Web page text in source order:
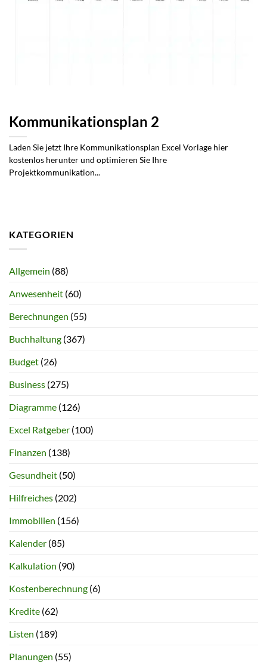
Kommunikationsplan 2
Laden Sie jetzt Ihre Kommunikationsplan Excel Vorlage hier
kostenlos herunter und optimieren Sie Ihre
Projektkommunikation...
KATEGORIEN
Allgemein (88)
Anwesenheit (60)
Berechnungen (55)
Buchhaltung (367)
Budget (26)
Business (275)
Diagramme (126)
Excel Ratgeber (100)
Finanzen (138)
Gesundheit (50)
Hilfreiches (202)
Immobilien (156)
Kalender (85)
Kalkulation (90)
Kostenberechnung (6)
Kredite (62)
Listen (189)
Planungen (55)